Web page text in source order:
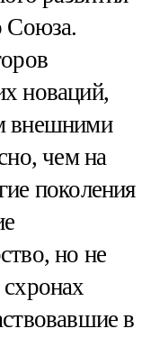
Союза.
новаций,
внешними
чем на
поколения
но не
в